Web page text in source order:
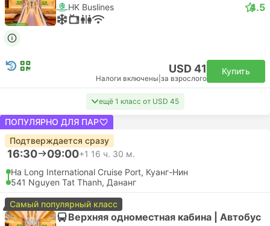
HK Buslines 4.5
USD 41
Налоги включены за взрослого
Купить
ещё 1 класс от USD 45
ПОПУЛЯРНО ДЛЯ ПАР
Подтверждается сразу
16:30 09:00+1 16 ч. 30 м.
Ha Long International Cruise Port, Куанг-Нин
541 Nguyen Tat Thanh, Дананг
Самый популярный класс
Верхняя одноместная кабина | Автобус